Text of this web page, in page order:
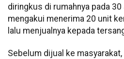
diringkus di rumahnya pada
mengakui menerima 20 unit
lalu menjualnya kepada
Sebelum dijual ke